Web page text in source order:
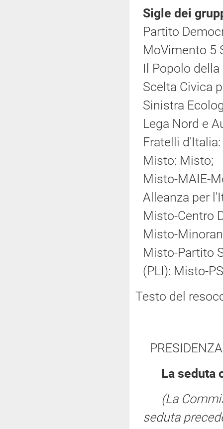
Sigle dei
Partito
MoVimento 5
Il Popolo
Scelta Civica
Sinistra
Lega Nord e
Fratelli d'Italia:
Misto: Misto;
Misto-MAIE-
Alleanza per
Misto-Centro
Misto-
Misto-Partito
(PLI): Misto-
Testo del
La seduta
(La
seduta